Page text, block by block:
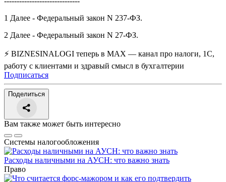
1 Далее - Федеральный закон N 237-ФЗ.
2 Далее - Федеральный закон N 27-ФЗ.
⚡ BIZNESINALOGI теперь в MAX — канал про налоги, 1С,
работу с клиентами и здравый смысл в бухгалтерии
Подписаться
Поделиться
Вам также может быть интересно
Системы налогообложения
Расходы наличными на АУСН: что важно знать
Право